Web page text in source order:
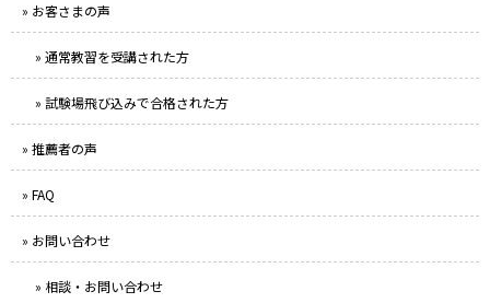
» お客さまの声
» 通常教習を受講された方
» 試験場飛び込みで合格された方
» 推薦者の声
» FAQ
» お問い合わせ
» 相談・お問い合わせ